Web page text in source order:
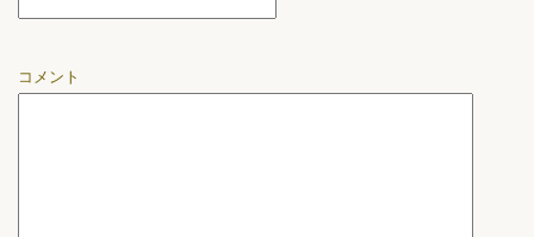
コメント